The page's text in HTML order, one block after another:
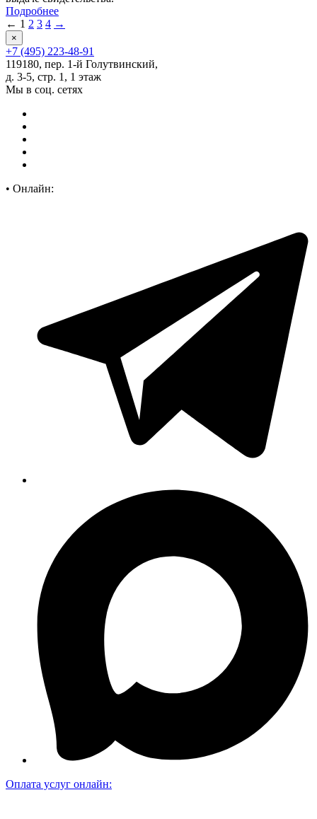
Подробнее
← 1 2 3 4 →
×
+7 (495) 223-48-91
119180, пер. 1-й Голутвинский,
д. 3-5, стр. 1, 1 этаж
Мы в соц. сетях
• Онлайн:
Оплата услуг онлайн: